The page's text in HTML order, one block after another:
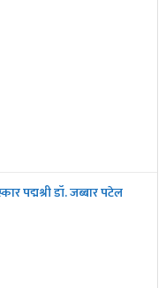
प‌द्मश्री डॉ. जब्बार पटेल